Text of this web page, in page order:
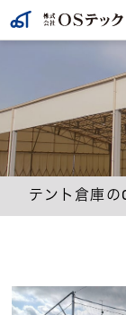
テント倉庫の